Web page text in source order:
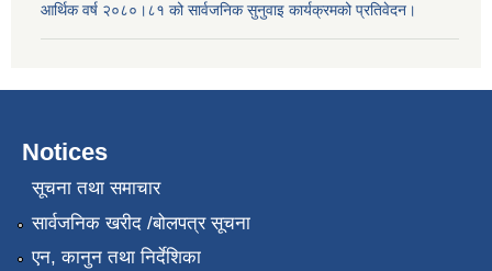
आर्थिक वर्ष २०८०।८१ को सार्वजनिक सुनुवाइ कार्यक्रमको प्रतिवेदन।
Notices
सूचना तथा समाचार
सार्वजनिक खरीद /बोलपत्र सूचना
एन, कानुन तथा निर्देशिका